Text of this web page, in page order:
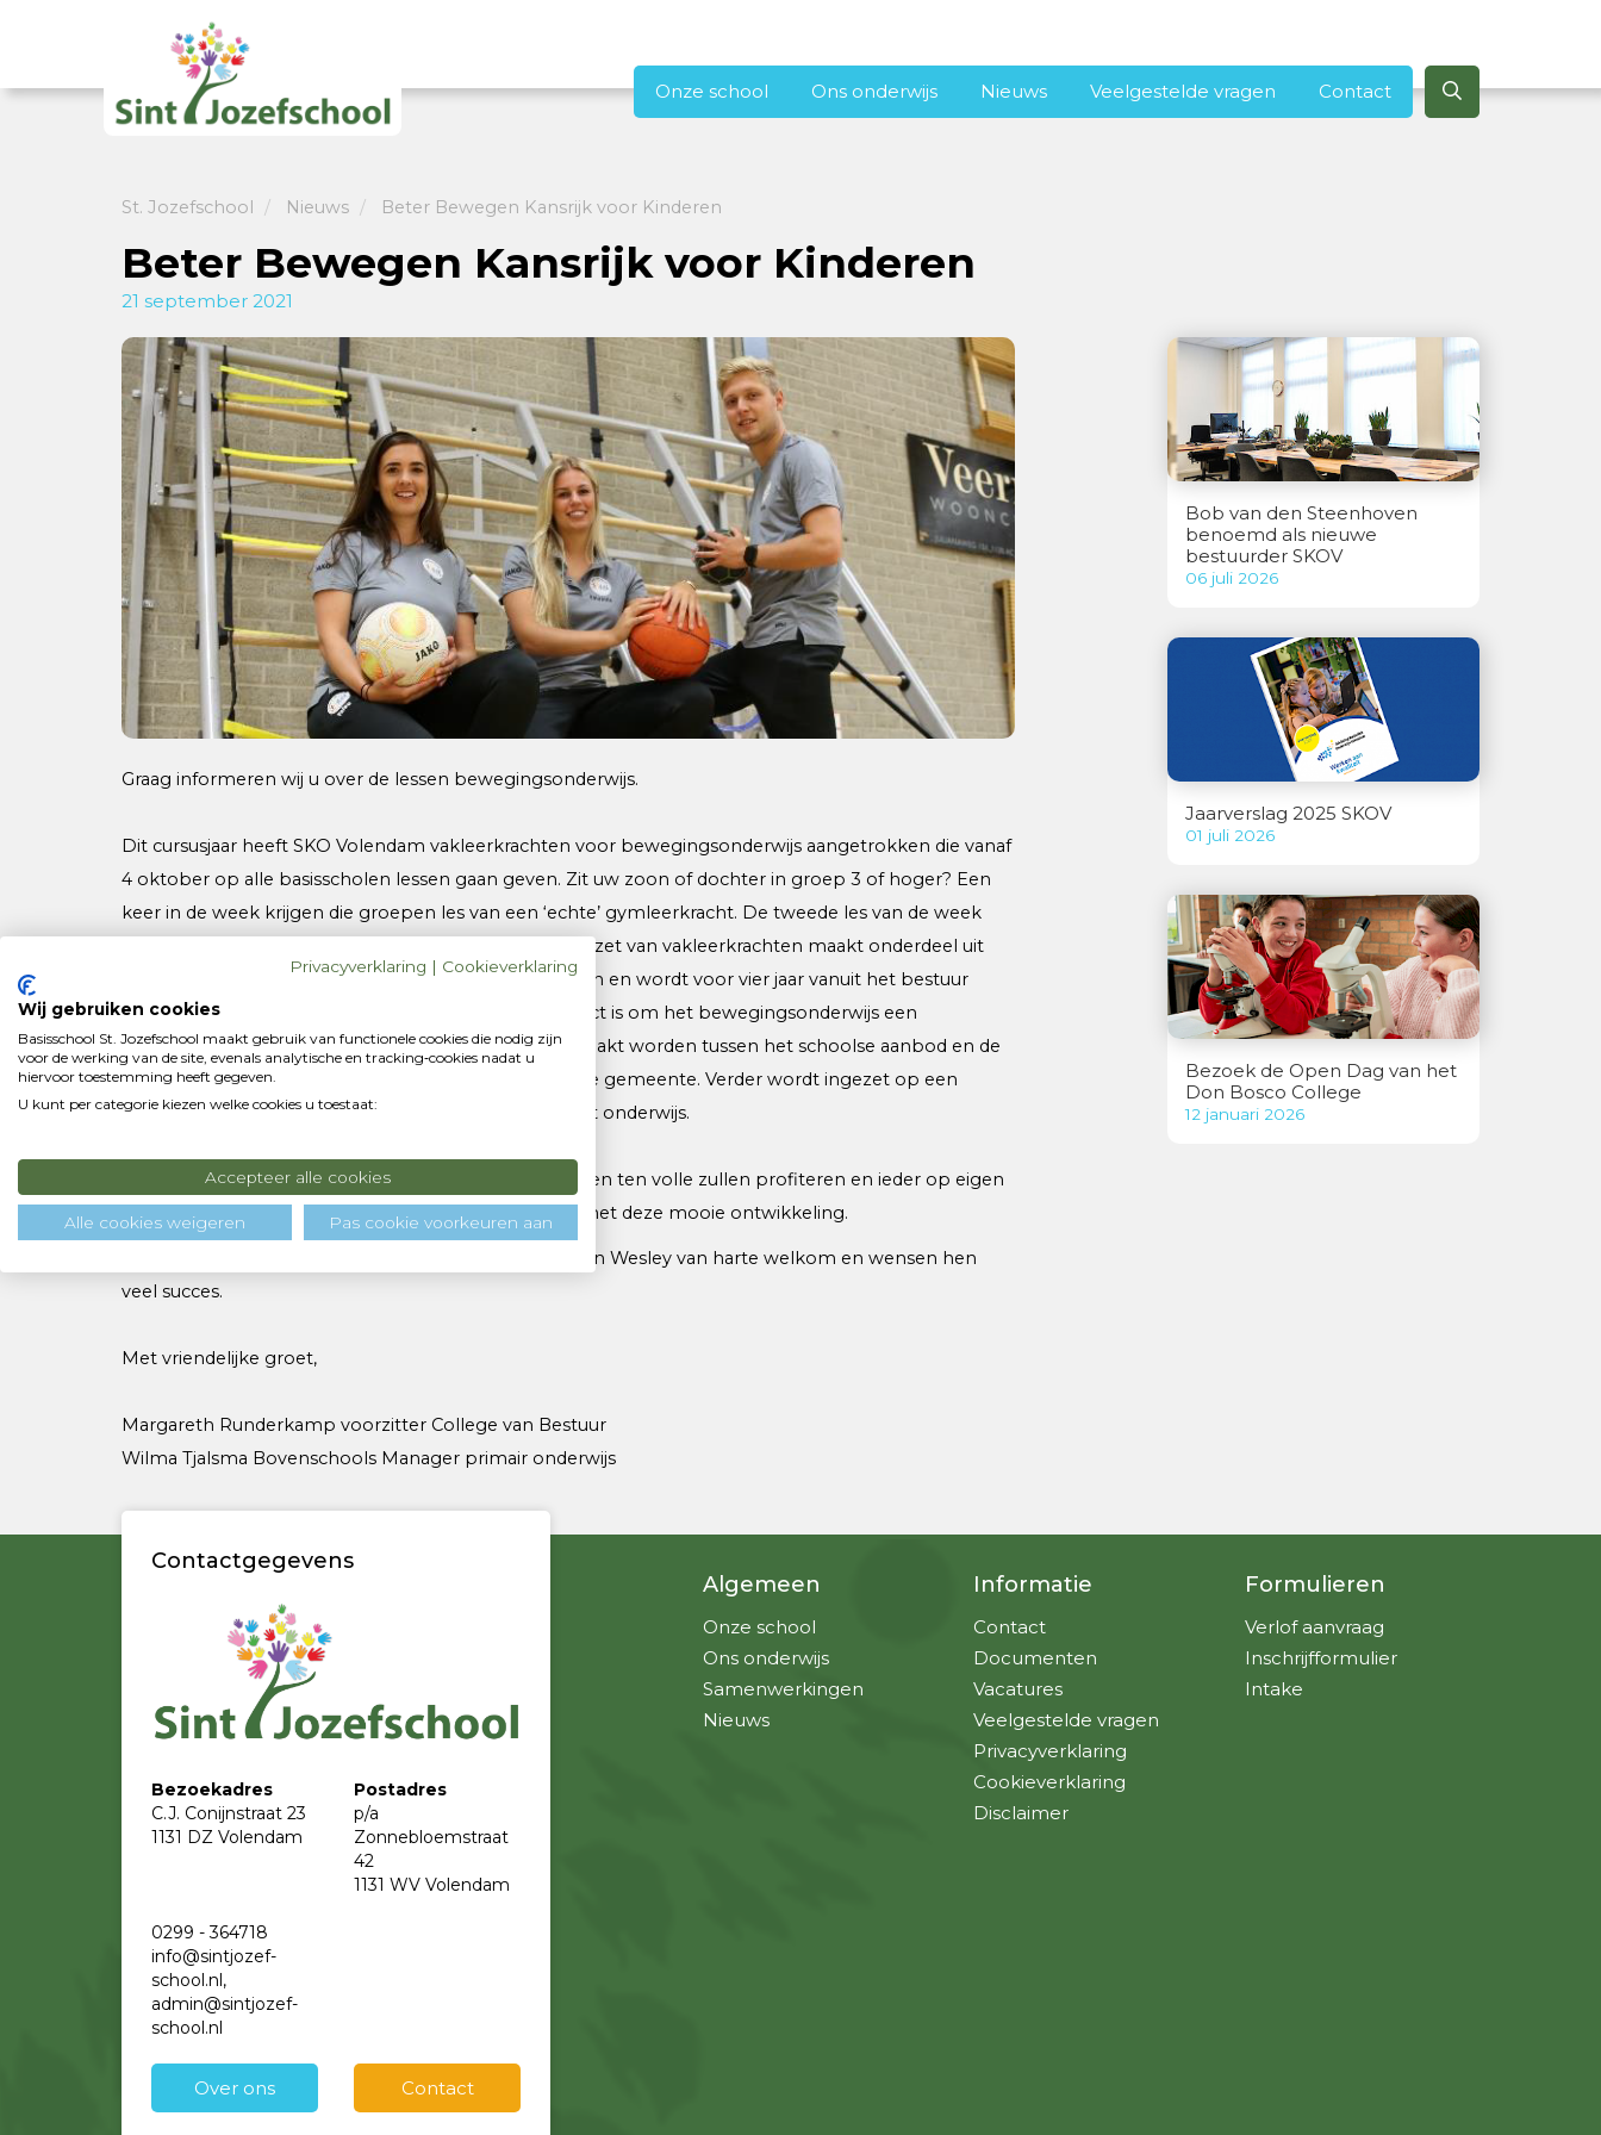
Onze school Ons onderwijs Nieuws Veelgestelde vragen Contact
St. Jozefschool Nieuws Beter Bewegen Kansrijk voor Kinderen
Beter Bewegen Kansrijk voor Kinderen
21 september 2021
Graag informeren wij u over de lessen bewegingsonderwijs.
Dit cursusjaar heeft SKO Volendam vakleerkrachten voor bewegingsonderwijs aangetrokken die vanaf
4 oktober op alle basisscholen lessen gaan geven. Zit uw zoon of dochter in groep 3 of hoger? Een
keer in de week krijgen die groepen les van een ‘echte’ gymleerkracht. De tweede les van de week
wordt door de eigen groepsleerkracht verzorgd. De inzet van vakleerkrachten maakt onderdeel uit
van het project: Beter Bewegen Kansrijk voor Kinderen en wordt voor vier jaar vanuit het bestuur
bekostigd. De belangrijkste doelstelling van het project is om het bewegingsonderwijs een
kwaliteitsimpuls te geven. Ook zal er verbinding gemaakt worden tussen het schoolse aanbod en de
naschoolse activiteiten die georganiseerd worden in de gemeente. Verder wordt ingezet op een
goede doorgaande lijn tussen het basis- en voortgezet onderwijs.
Met de inzet van vakexperts hopen we dat alle kinderen ten volle zullen profiteren en ieder op eigen
niveau en met plezier mee kan doen. Wij zijn erg blij met deze mooie ontwikkeling.
Ook heten we (van links naar rechts) Yalou, Gabrielle en Wesley van harte welkom en wensen hen
veel succes.
Met vriendelijke groet,
Margareth Runderkamp voorzitter College van Bestuur
Wilma Tjalsma Bovenschools Manager primair onderwijs
Bob van den Steenhoven
benoemd als nieuwe
bestuurder SKOV
06 juli 2026
Jaarverslag 2025 SKOV
01 juli 2026
Bezoek de Open Dag van het
Don Bosco College
12 januari 2026
Contactgegevens
Bezoekadres
C.J. Conijnstraat 23
1131 DZ Volendam
Postadres
p/a
Zonnebloemstraat
42
1131 WV Volendam
0299 - 364718
info@sintjozef-
school.nl,
admin@sintjozef-
school.nl
Over ons Contact
Algemeen
Onze school
Ons onderwijs
Samenwerkingen
Nieuws
Informatie
Contact
Documenten
Vacatures
Veelgestelde vragen
Privacyverklaring
Cookieverklaring
Disclaimer
Formulieren
Verlof aanvraag
Inschrijfformulier
Intake
Privacyverklaring | Cookieverklaring
Wij gebruiken cookies
Basisschool St. Jozefschool maakt gebruik van functionele cookies die nodig zijn
voor de werking van de site, evenals analytische en tracking‑cookies nadat u
hiervoor toestemming heeft gegeven.
U kunt per categorie kiezen welke cookies u toestaat:
Accepteer alle cookies
Alle cookies weigeren Pas cookie voorkeuren aan